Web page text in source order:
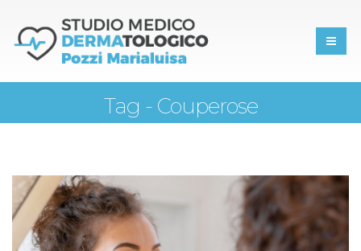
Tag - Couperose